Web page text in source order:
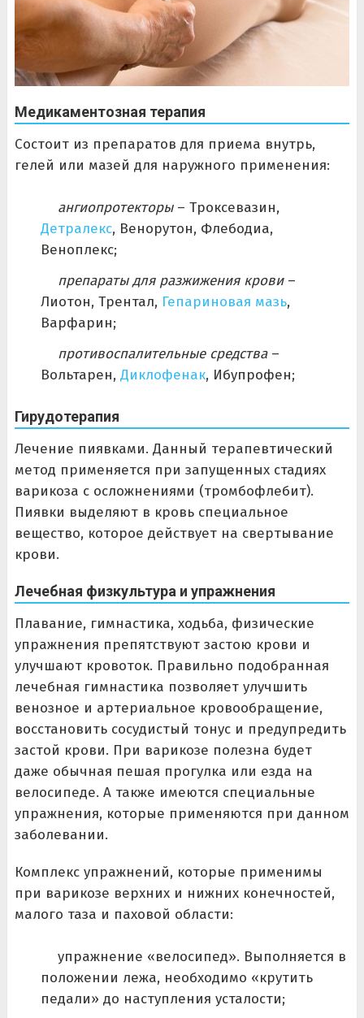
Медикаментозная терапия
Состоит из препаратов для приема внутрь,
гелей или мазей для наружного применения:
ангиопротекторы– Троксевазин,
Детралекс, Венорутон, Флебодиа,
Веноплекс;
препараты для разжижения крови–
Лиотон, Трентал, Гепариновая мазь,
Варфарин;
противоспалительные средства–
Вольтарен, Диклофенак, Ибупрофен;
Гирудотерапия
Лечение пиявками. Данный терапевтический
метод применяется при запущенных стадиях
варикоза с осложнениями (тромбофлебит).
Пиявки выделяют в кровь специальное
вещество, которое действует на свертывание
крови.
Лечебная физкультура и упражнения
Плавание, гимнастика, ходьба, физические
упражнения препятствуют застою крови и
улучшают кровоток. Правильно подобранная
лечебная гимнастика позволяет улучшить
венозное и артериальное кровообращение,
восстановить сосудистый тонус и предупредить
застой крови. При варикозе полезна будет
даже обычная пешая прогулка или езда на
велосипеде. А также имеются специальные
упражнения, которые применяются при данном
заболевании.
Комплекс упражнений, которые применимы
при варикозе верхних и нижних конечностей,
малого таза и паховой области:
упражнение «велосипед». Выполняется в
положении лежа, необходимо «крутить
педали» до наступления усталости;